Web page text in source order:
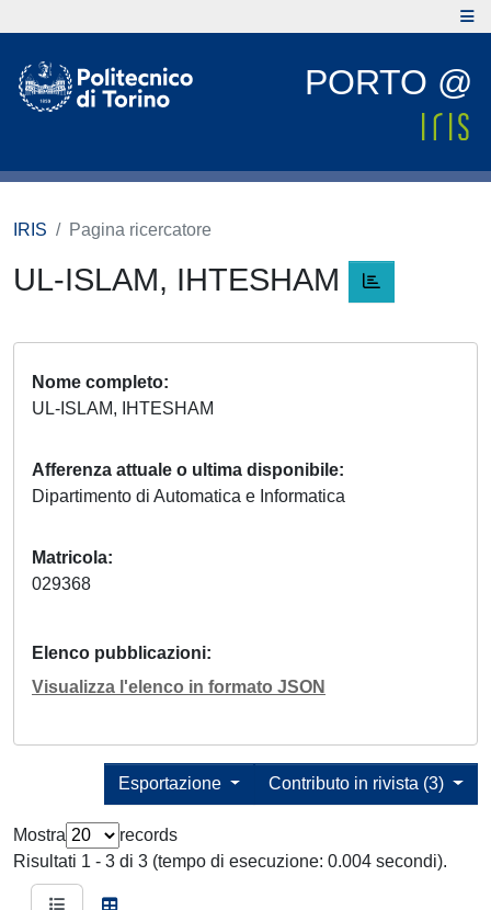
PORTO @
IRIS Pagina ricercatore
UL-ISLAM, IHTESHAM
Nome completo
UL-ISLAM, IHTESHAM
Afferenza attuale o ultima disponibile
Dipartimento di Automatica e Informatica
Matricola
029368
Elenco pubblicazioni
Visualizza l'elenco in formato JSON
Contributo in rivista (3)
Esportazione
Mostra
records
Risultati 1 - 3 di 3 (tempo di esecuzione: 0.004 secondi).